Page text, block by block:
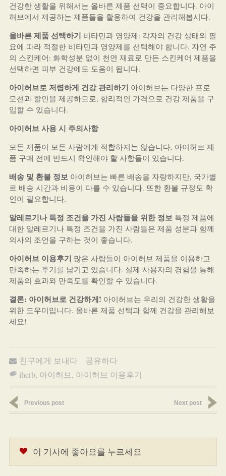
건강한 생활을 위해서는 올바른 제품 선택이 중요합니다. 아이
허브에서 제공하는 제품들을 활용하여 건강을 관리해봅시다.
올바른 제품 선택하기 비타민과 영양제: 각자의 건강 상태와 필
요에 따라 적절한 비타민과 영양제를 선택해야 합니다. 자연 주
의 스킨케어: 화학성분 없이 천연 재료로 만든 스킨케어 제품을
선택하면 피부 건강에도 도움이 됩니다.
아이허브로 저렴하게 건강 관리하기 아이허브는 다양한 프로
모션과 할인을 제공하므로, 합리적인 가격으로 건강 제품을 구
입할 수 있습니다.
아이허브 사용 시 주의사항
모든 제품이 모든 사람에게 적합하지는 않습니다. 아이허브 제
품 구매 전에 반드시 확인해야 할 사항들이 있습니다.
배송 및 환불 정보아이허브는 빠른 배송을 자랑하지만, 국가별
로 배송 시간과 비용이 다를 수 있습니다. 또한 환불 규정도 확
인이 필요합니다.
알레르기나 특정 조건을 가진 사람들을 위한 정보특정 제품에
대한 알레르기나 특정 조건을 가진 사람들은 제품 성분과 함께
의사의 조언을 구하는 것이 좋습니다.
아이허브 이용후기 많은 사람들이 아이허브 제품을 이용하고
만족하는 후기를 남기고 있습니다. 실제 사용자의 경험을 통해
제품의 효과와 만족도를 확인할 수 있습니다.
결론: 아이허브로 건강하게! 아이허브는 우리의 건강한 생활을
위한 도우미입니다. 올바른 제품 선택과 함께 건강을 관리해보
세요!
친구에게 보내다
공유하다
iherb, 아이허브, 아이허브 이용후기
Previous post Next post
이 기사에 좋아요를 누르세요